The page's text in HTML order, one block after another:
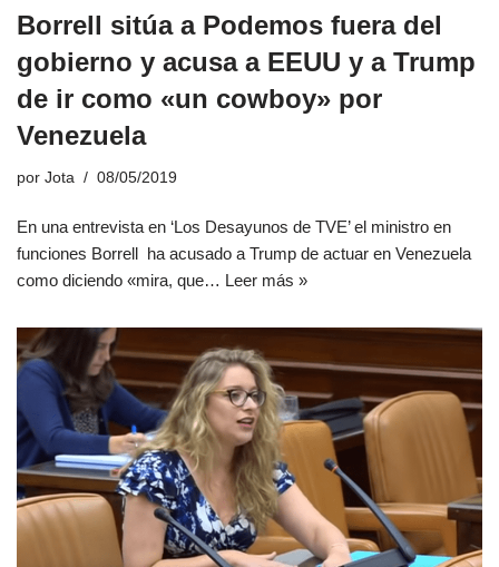
Borrell sitúa a Podemos fuera del
gobierno y acusa a EEUU y a Trump
de ir como «un cowboy» por
Venezuela
por Jota 08/05/2019
En una entrevista en ‘Los Desayunos de TVE’ el ministro en
funciones Borrell ha acusado a Trump de actuar en Venezuela
como diciendo «mira, que… Leer más »